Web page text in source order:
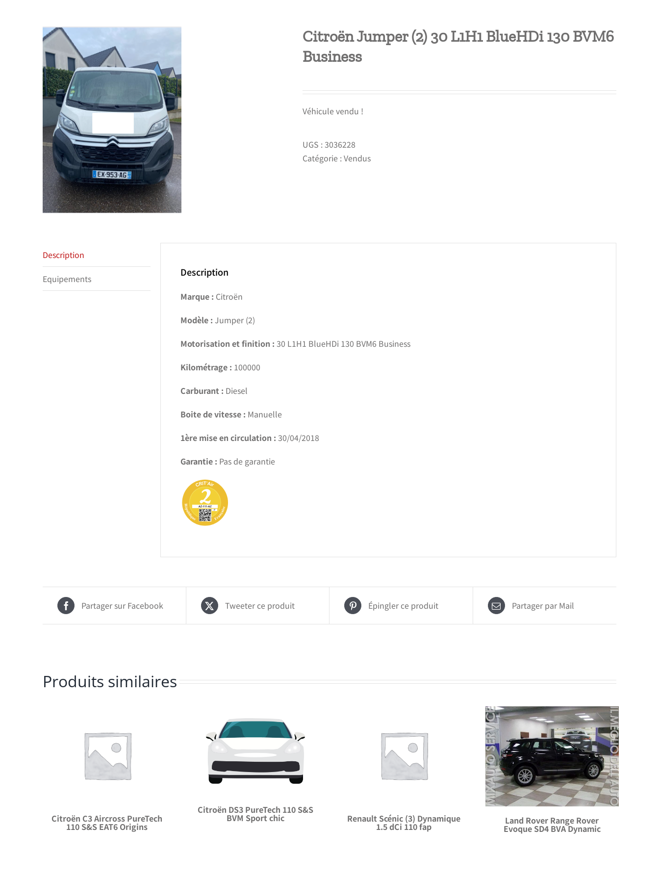
Citroën Jumper (2) 30 L1H1 BlueHDi 130 BVM6
Business
Véhicule vendu !
UGS :3036228
Catégorie :Vendus
Description
Equipements
Description
Marque : Citroën
Modèle : Jumper (2)
Motorisation et finition : 30 L1H1 BlueHDi 130 BVM6 Business
Kilométrage : 100000
Carburant : Diesel
Boite de vitesse : Manuelle
1ère mise en circulation : 30/04/2018
Garantie : Pas de garantie
Partager sur Facebook Tweeter ce produit Épingler ce produit Partager par Mail
Produits similaires
Citroën C3 Aircross PureTech
110 S&S EAT6 Origins
Citroën DS3 PureTech 110 S&S
BVM Sport chic Renault Scénic (3) Dynamique
1.5 dCi 110 fap
Land Rover Range Rover
Evoque SD4 BVA Dynamic